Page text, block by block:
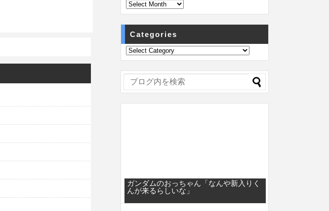
Categories
ガンダムのおっちゃん「なんや新入りく
んが来るらしいな」